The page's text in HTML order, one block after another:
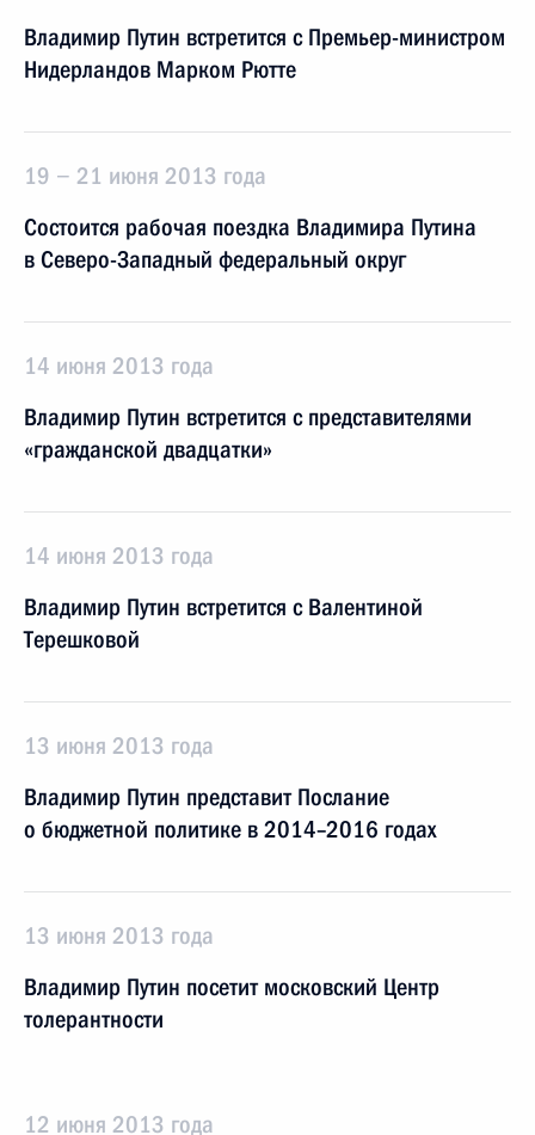
Владимир Путин встретится с Премьер-министром
Нидерландов Марком Рютте
19 − 21 июня 2013 года
Состоится рабочая поездка Владимира Путина
в Северо-Западный федеральный округ
14 июня 2013 года
Владимир Путин встретится с представителями
«гражданской двадцатки»
14 июня 2013 года
Владимир Путин встретится с Валентиной
Терешковой
13 июня 2013 года
Владимир Путин представит Послание
о бюджетной политике в 2014–2016 годах
13 июня 2013 года
Владимир Путин посетит московский Центр
толерантности
12 июня 2013 года